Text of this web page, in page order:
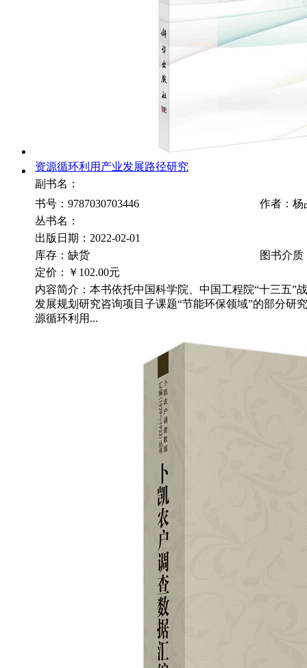
资源循环利用产业发展路径研究
副书名：
书号：9787030703446
作者：杨
丛书名：
出版日期：2022-02-01
库存：缺货
图书介质
定价：
￥102.00元
内容简介：本书依托中国科学院、中国工程院“十三五”
发展规划研究咨询项目子课题“节能环保领域”的部分研
源循环利用...